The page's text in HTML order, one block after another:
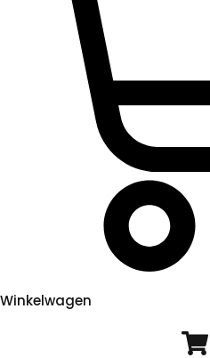
Winkelwagen